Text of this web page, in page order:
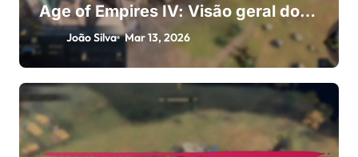
Age of Empires IV: Visão geral do
processo, Verificações de
inventário, Resolução de problemas
João Silva Mar 13, 2026